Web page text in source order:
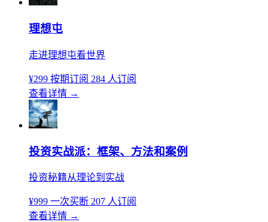
理想屯
走进理想屯看世界
¥299 按期订阅 284 人订阅
查看详情 →
投资实战派：框架、方法和案例
投资秘籍从理论到实战
¥999 一次买断 207 人订阅
查看详情 →